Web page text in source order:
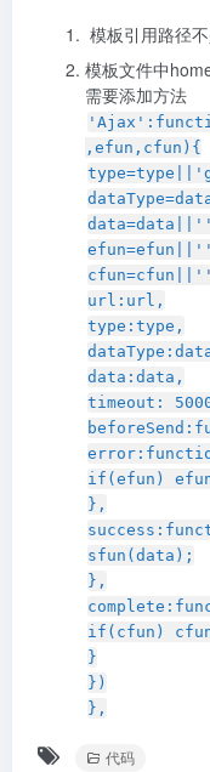
模板引用路径
模板文件中
需要添加方法
,efun,cfun){
url:url,
type:type,
data:data,
timeout:
if(efun)
},
sfun(data);
},
if(cfun)
}
})
},
代码